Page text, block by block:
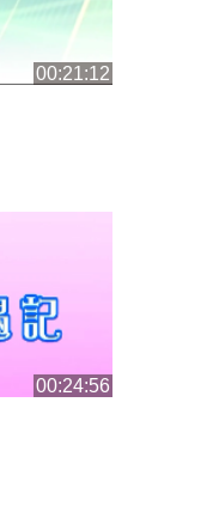
00:21:12
00:24:56